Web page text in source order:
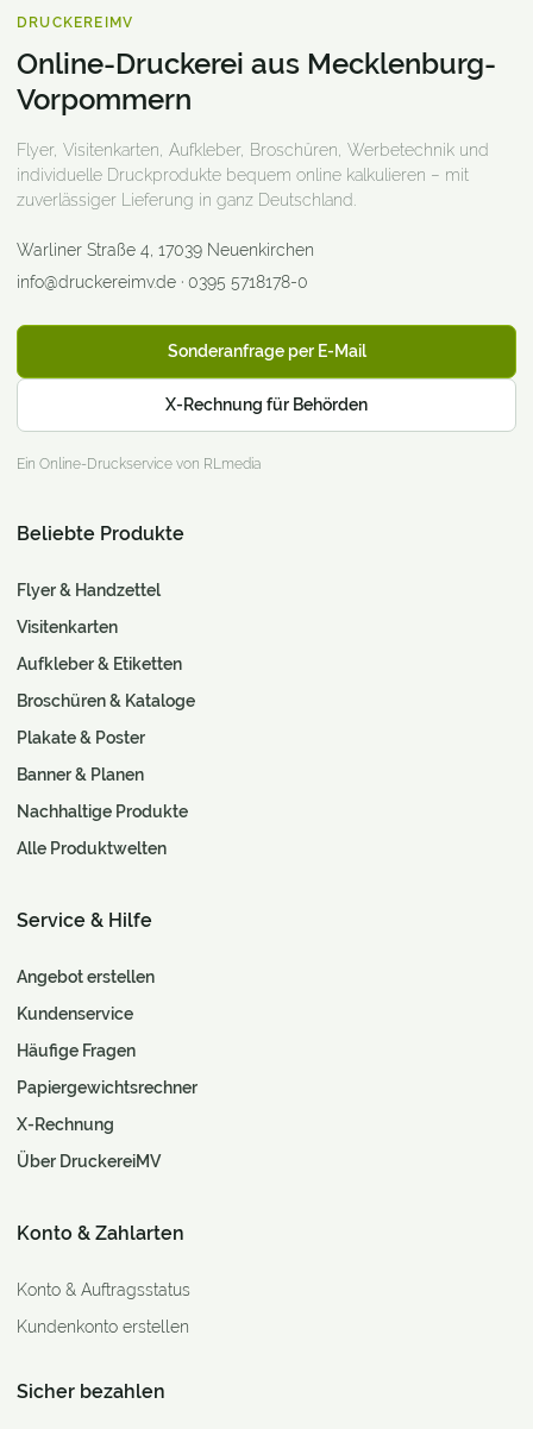
DRUCKEREIMV
Online-Druckerei aus Mecklenburg-
Vorpommern
Flyer, Visitenkarten, Aufkleber, Broschüren, Werbetechnik und
individuelle Druckprodukte bequem online kalkulieren – mit
zuverlässiger Lieferung in ganz Deutschland.
Warliner Straße 4 17039 Neuenkirchen
info@druckereimv.de · 0395 5718178-0
Sonderanfrage per E-Mail
X-Rechnung für Behörden
Ein Online-Druckservice von RLmedia
Beliebte Produkte
Flyer & Handzettel
Visitenkarten
Aufkleber & Etiketten
Broschüren & Kataloge
Plakate & Poster
Banner & Planen
Nachhaltige Produkte
Alle Produktwelten
Service & Hilfe
Angebot erstellen
Kundenservice
Häufige Fragen
Papiergewichtsrechner
X-Rechnung
Über DruckereiMV
Konto & Zahlarten
Konto & Auftragsstatus
Kundenkonto erstellen
Sicher bezahlen